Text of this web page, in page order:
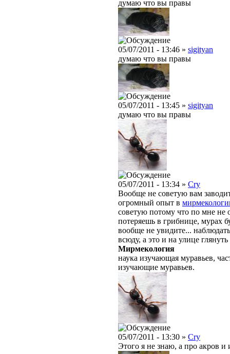
думаю что вы правы
05/07/2011 - 13:46 » sigityan
думаю что вы правы
05/07/2011 - 13:45 » sigityan
думаю что вы правы
05/07/2011 - 13:34 » Cry
Вообще не советую вам
огромный опыт в
советую потому что по мне не
потеряешь в грибнице, мурах
вообще не увидите...
всюду, а это и на улице
Мирмекология
наука изучающая муравьев,
изучающие муравьев.
05/07/2011 - 13:30 » Cry
Этого я не знаю, а про акров и